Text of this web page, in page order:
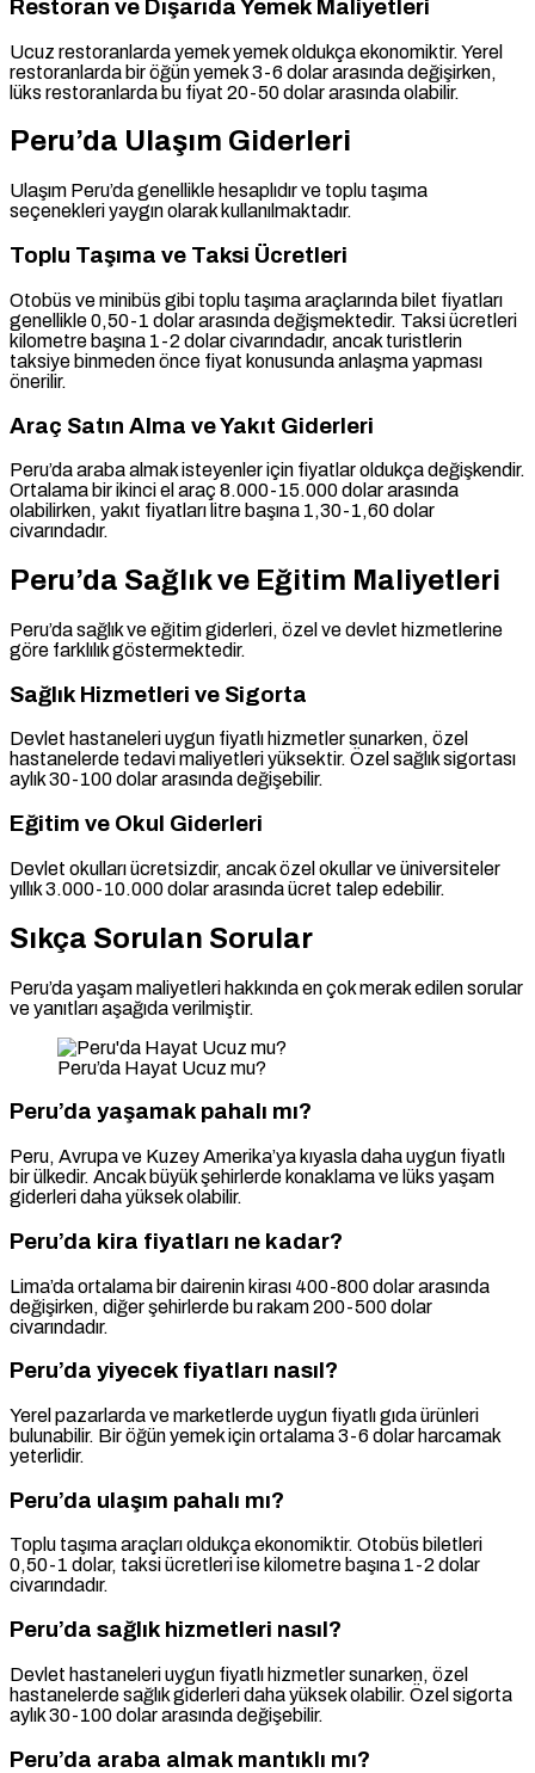
Restoran ve Dışarıda Yemek Maliyetleri
Ucuz restoranlarda yemek yemek oldukça ekonomiktir. Yerel
restoranlarda bir öğün yemek 3-6 dolar arasında değişirken,
lüks restoranlarda bu fiyat 20-50 dolar arasında olabilir.
Peru’da Ulaşım Giderleri
Ulaşım Peru’da genellikle hesaplıdır ve toplu taşıma
seçenekleri yaygın olarak kullanılmaktadır.
Toplu Taşıma ve Taksi Ücretleri
Otobüs ve minibüs gibi toplu taşıma araçlarında bilet fiyatları
genellikle 0,50-1 dolar arasında değişmektedir. Taksi ücretleri
kilometre başına 1-2 dolar civarındadır, ancak turistlerin
taksiye binmeden önce fiyat konusunda anlaşma yapması
önerilir.
Araç Satın Alma ve Yakıt Giderleri
Peru’da araba almak isteyenler için fiyatlar oldukça değişkendir.
Ortalama bir ikinci el araç 8.000-15.000 dolar arasında
olabilirken, yakıt fiyatları litre başına 1,30-1,60 dolar
civarındadır.
Peru’da Sağlık ve Eğitim Maliyetleri
Peru’da sağlık ve eğitim giderleri, özel ve devlet hizmetlerine
göre farklılık göstermektedir.
Sağlık Hizmetleri ve Sigorta
Devlet hastaneleri uygun fiyatlı hizmetler sunarken, özel
hastanelerde tedavi maliyetleri yüksektir. Özel sağlık sigortası
aylık 30-100 dolar arasında değişebilir.
Eğitim ve Okul Giderleri
Devlet okulları ücretsizdir, ancak özel okullar ve üniversiteler
yıllık 3.000-10.000 dolar arasında ücret talep edebilir.
Sıkça Sorulan Sorular
Peru’da yaşam maliyetleri hakkında en çok merak edilen sorular
ve yanıtları aşağıda verilmiştir.
Peru’da Hayat Ucuz mu?
Peru’da yaşamak pahalı mı?
Peru, Avrupa ve Kuzey Amerika’ya kıyasla daha uygun fiyatlı
bir ülkedir. Ancak büyük şehirlerde konaklama ve lüks yaşam
giderleri daha yüksek olabilir.
Peru’da kira fiyatları ne kadar?
Lima’da ortalama bir dairenin kirası 400-800 dolar arasında
değişirken, diğer şehirlerde bu rakam 200-500 dolar
civarındadır.
Peru’da yiyecek fiyatları nasıl?
Yerel pazarlarda ve marketlerde uygun fiyatlı gıda ürünleri
bulunabilir. Bir öğün yemek için ortalama 3-6 dolar harcamak
yeterlidir.
Peru’da ulaşım pahalı mı?
Toplu taşıma araçları oldukça ekonomiktir. Otobüs biletleri
0,50-1 dolar, taksi ücretleri ise kilometre başına 1-2 dolar
civarındadır.
Peru’da sağlık hizmetleri nasıl?
Devlet hastaneleri uygun fiyatlı hizmetler sunarken, özel
hastanelerde sağlık giderleri daha yüksek olabilir. Özel sigorta
aylık 30-100 dolar arasında değişebilir.
Peru’da araba almak mantıklı mı?